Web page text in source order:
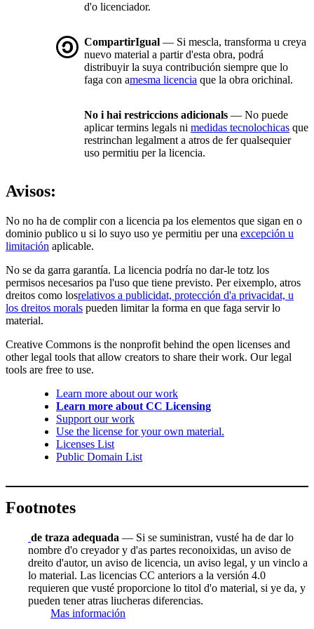
d'o licenciador.
CompartirIgual — Si mescla, transforma u creya
nuevo material a partir d'esta obra, podrá
distribuyir la suya contribución siempre que lo
faga con amesma licencia que la obra orichinal.
No i hai restriccions adicionals — No puede
aplicar termins legals ni medidas tecnolochicas que
restrinchan legalment a atros de fer qualsequier
uso permitiu per la licencia.
Avisos:
No no ha de complir con a licencia pa los elementos que sigan en o
dominio publico u si lo suyo uso ye permitiu per una excepción u
limitación aplicable.
No se da garra garantía. La licencia podría no dar-le totz los
permisos necesarios pa l'uso que tiene previsto. Per eixemplo, atros
dreitos como losrelativos a publicidat, protección d'a privacidat, u
los dreitos morals pueden limitar la forma en que faga servir lo
material.
Creative Commons is the nonprofit behind the open licenses and
other legal tools that allow creators to share their work. Our legal
tools are free to use.
Learn more about our work
Learn more about CC Licensing
Support our work
Use the license for your own material.
Licenses List
Public Domain List
Footnotes
de traza adequada — Si se suministran, vusté ha de dar lo
nombre d'o creyador y d'as partes reconoixidas, un aviso de
dreito d'autor, un aviso de licencia, un aviso legal, y un vinclo a
lo material. Las licencias CC anteriors a la versión 4.0
requieren que vusté proporcione lo titol d'o material, si ye da, y
pueden tener atras liucheras diferencias.
Mas información